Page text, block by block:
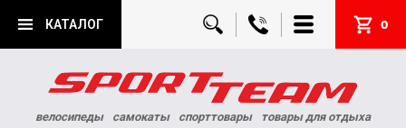
КАТАЛОГ 0
велосипеды самокаты спорттовары товары для отдыха